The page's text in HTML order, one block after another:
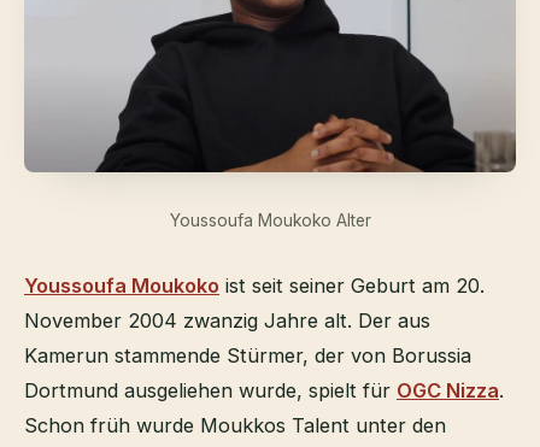
Youssoufa Moukoko Alter
Youssoufa Moukoko ist seit seiner Geburt am 20.
November 2004 zwanzig Jahre alt. Der aus
Kamerun stammende Stürmer, der von Borussia
Dortmund ausgeliehen wurde, spielt für OGC Nizza.
Schon früh wurde Moukkos Talent unter den